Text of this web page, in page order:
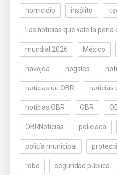
homicidio insólito
Las noticias que vale la pena
mundial 2026 México
navojoa nogales
noticias de OBR noticias
noticias OBR OBR
OBRNoticias policiaca
policía municipal
robo seguridad pública